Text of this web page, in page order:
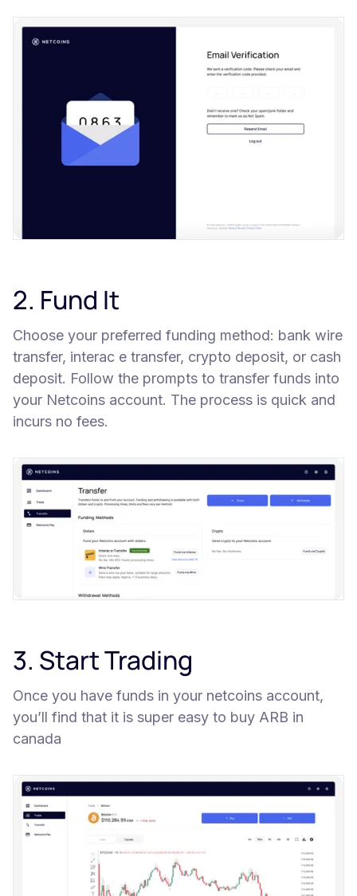
2. Fund It
Choose your preferred funding method: bank wire
transfer, interac e transfer, crypto deposit, or cash
deposit. Follow the prompts to transfer funds into
your Netcoins account. The process is quick and
incurs no fees.
3. Start Trading
Once you have funds in your netcoins account,
you’ll find that it is super easy to buy ARB in
canada